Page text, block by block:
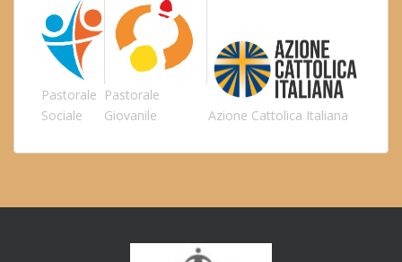
Pastorale
Sociale
Pastorale
Giovanile
Azione Cattolica Italiana